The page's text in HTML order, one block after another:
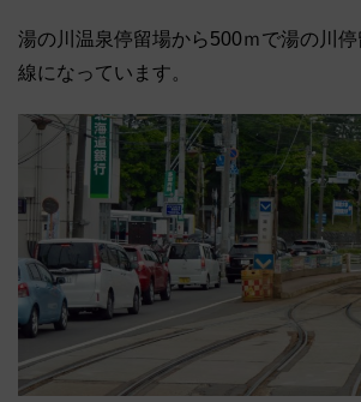
湯の川温泉停留場から500ｍで湯の川
線になっています。